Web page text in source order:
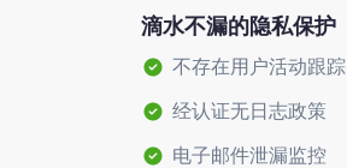
滴水不漏的隐私保护
不存在用户活动跟踪
经认证无日志政策
电子邮件泄漏监控